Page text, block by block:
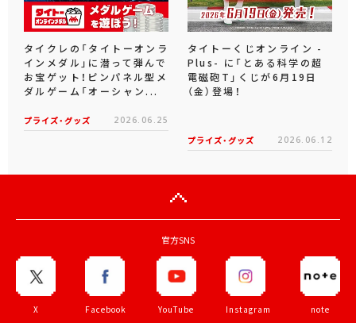
タイクレの「タイトーオンラ
インメダル」に潜って弾んで
お宝ゲット！ピンパネル型メ
ダルゲーム「オーシャン...
プライズ・グッズ 2026.06.25
タイトーくじオンライン -
Plus- に「とある科学の超
電磁砲T」くじが6月19日
（金）登場！
プライズ・グッズ 2026.06.12
官方SNS
X Facebook YouTube Instagram note